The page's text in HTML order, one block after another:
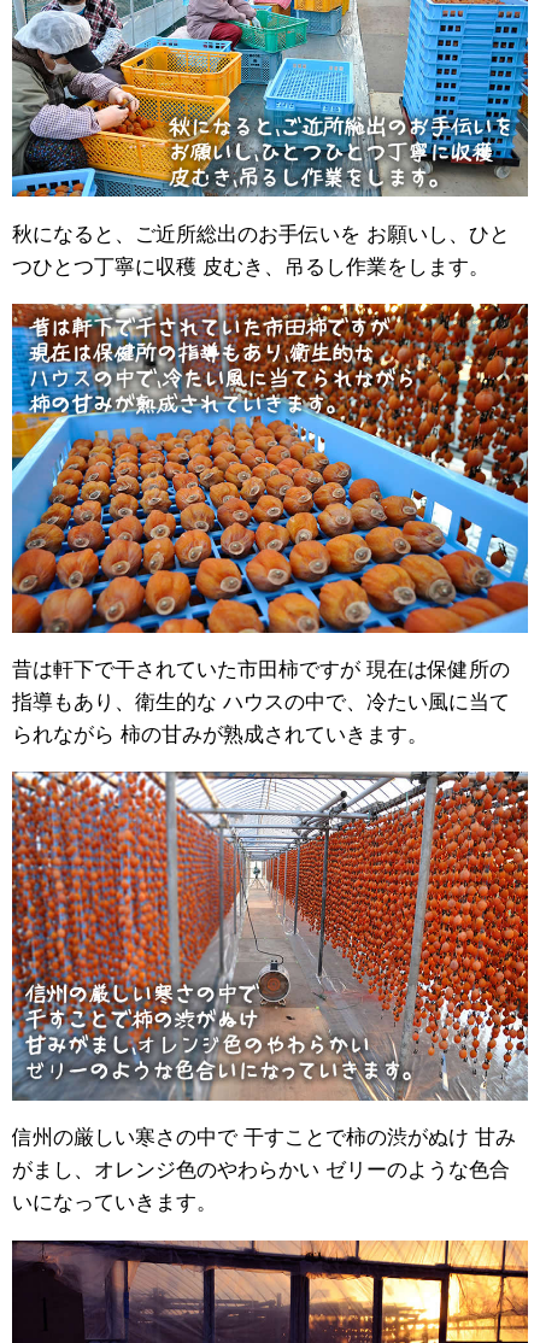
秋になると、ご近所総出のお手伝いを お願いし、ひと
つひとつ丁寧に収穫 皮むき、吊るし作業をします。
昔は軒下で干されていた市田柿ですが 現在は保健所の
指導もあり、衛生的な ハウスの中で、冷たい風に当て
られながら 柿の甘みが熟成されていきます。
信州の厳しい寒さの中で 干すことで柿の渋がぬけ 甘み
がまし、オレンジ色のやわらかい ゼリーのような色合
いになっていきます。